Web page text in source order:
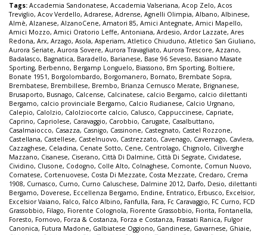
Tags: Accademia Sandonatese, Accademia Valseriana, Acop Zelo, Acos
Treviglio, Acov Verdello, Adrarese, Adrense, Agnelli Olimpia, Albano, Albinese,
Almè, Alzanese, AlzanoCene, Amatori 85, Amici Antegnate, Amici Mapello,
Amici Mozzo, Amici Oratorio Leffe, Antoniana, Ardesio, Ardor Lazzate, Ares
Redona, Arx, Arzago, Asola, Asperiam, Atletico Chiuduno, Atletico San Giuliano,
Aurora Seriate, Aurora Sovere, Aurora Travagliato, Aurora Trescore, Azzano,
Badalasco, Bagnatica, Baradello, Barianese, Base 96 Seveso, Basiano Masate
Sporting, Berbenno, Bergamp Longuelo, Biassono, Bm Sporting, Boltiere,
Bonate 1951, Borgolombardo, Borgomanero, Bornato, Brembate Sopra,
Brembatese, Brembillese, Brembo, Brianza Cernusco Merate, Brignanese,
Brusaporto, Busnago, Calcense, Calcinatese, calcio Bergamo, calcio dilettanti
Bergamo, calcio provinciale Bergamo, Calcio Rudianese, Calcio Urgnano,
Calepio, Calolzio, Calolziocorte calcio, Calusco, Cappuccinese, Capriate,
Caprino, Capriolese, Caravaggio, Carobbio, Carugate, Casalbuttano,
Casalmaiocco, Casazza, Casnigo, Cassinone, Castegnato, Castel Rozzone,
Castellana, Castellese, Castelnuovo, Castrezzato, Cavenago, Cavernago, Cavlera,
Cazzaghese, Celadina, Cenate Sotto, Cene, Centrolago, Chignolo, Ciliverghe
Mazzano, Cisanese, Ciserano, Città Di Dalmine, Città Di Segrate, Cividatese,
Cividino, Clusone, Codogno, Colle Alto, Colnaghese, Comonte, Comun Nuovo,
Cornatese, Cortenuovese, Costa Di Mezzate, Costa Mezzate, Credaro, Crema
1908, Curnasco, Curno, Curno Caluschese, Dalmine 2012, Darfo, Desio, dilettanti
Bergamo, Doverese, Eccellenza Bergamo, Endine, Entratico, Erbusco, Excelsior,
Excelsior Vaiano, Falco, Falco Albino, Fanfulla, Fara, Fc Caravaggio, FC Curno, FCD
Grassobbio, Filago, Fiorente Colognola, Fiorente Grassobbio, Fiorita, Fontanella,
Foresto, Fornovo, Forza & Costanza, Forza e Costanza, Frassati Ranica, Fulgor
Canonica, Futura Madone, Galbiatese Oggiono, Gandinese, Gavarnese, Ghiaie,